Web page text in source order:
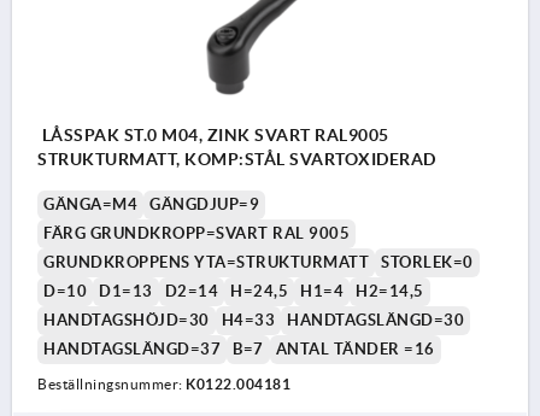
LÅSSPAK ST.0 M04, ZINK SVART RAL9005
STRUKTURMATT, KOMP:STÅL SVARTOXIDERAD
GÄNGA=M4
GÄNGDJUP=9
FÄRG GRUNDKROPP=SVART RAL 9005
GRUNDKROPPENS YTA=STRUKTURMATT
STORLEK=0
D=10
D1=13 D2=14 H=24,5 H1=4
H2=14,5
HANDTAGSHÖJD=30
H4=33
HANDTAGSLÄNGD=30
HANDTAGSLÄNGD=37
B=7 ANTAL TÄNDER =16
Beställningsnummer: K0122.004181